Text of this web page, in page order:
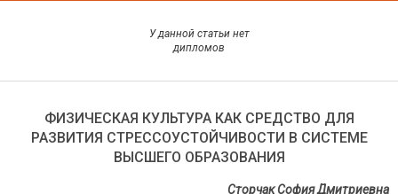
У данной статьи нет
дипломов
ФИЗИЧЕСКАЯ КУЛЬТУРА КАК СРЕДСТВО ДЛЯ
РАЗВИТИЯ СТРЕССОУСТОЙЧИВОСТИ В СИСТЕМЕ
ВЫСШЕГО ОБРАЗОВАНИЯ
Сторчак София Дмитриевна